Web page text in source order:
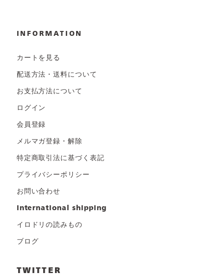
INFORMATION
カートを見る
配送方法・送料について
お支払方法について
ログイン
会員登録
メルマガ登録・解除
特定商取引法に基づく表記
プライバシーポリシー
お問い合わせ
international shipping
イロドリの読みもの
ブログ
TWITTER